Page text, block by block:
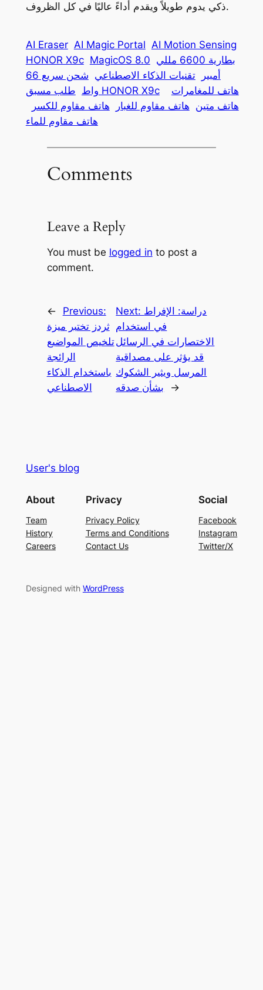
ذكي يدوم طويلاً ويقدم أداءً عاليًا في كل الظروف.
AI Eraser AI Magic Portal AI Motion Sensing
HONOR X9c MagicOS 8.0 بطارية 6600 مللي
أمبير
تقنيات الذكاء الاصطناعي
شحن سريع 66
واط طلب مسبق HONOR X9c
هاتف للمغامرات
هاتف متين هاتف مقاوم للغبار
هاتف مقاوم للكسر
هاتف مقاوم للماء
Comments
Leave a Reply
You must be logged in to post a
comment.
←
Previous:
ثردز تختبر ميزة
تلخيص المواضيع
الرائجة
باستخدام الذكاء
الاصطناعي
Next: دراسة: الإفراط
في استخدام
الاختصارات في الرسائل
قد يؤثر على مصداقية
المرسل ويثير الشكوك
بشأن صدقه
→
User's blog
About
Team
History
Careers
Privacy
Privacy Policy
Terms and Conditions
Contact Us
Social
Facebook
Instagram
Twitter/X
Designed with WordPress